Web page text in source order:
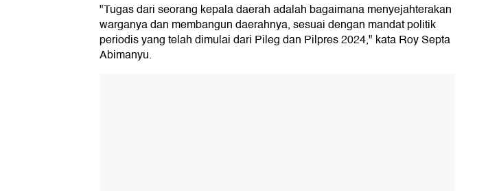
"Tugas dari seorang kepala daerah adalah bagaimana menyejahterakan
warganya dan membangun daerahnya, sesuai dengan mandat politik
periodis yang telah dimulai dari Pileg dan Pilpres 2024," kata Roy Septa
Abimanyu.